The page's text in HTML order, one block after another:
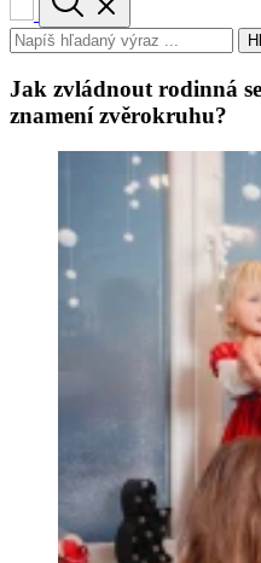
Jak zvládnout rodinná
znamení zvěrokruhu?